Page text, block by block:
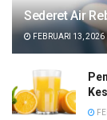
Sederet Air
FEBRUARI 13, 2026